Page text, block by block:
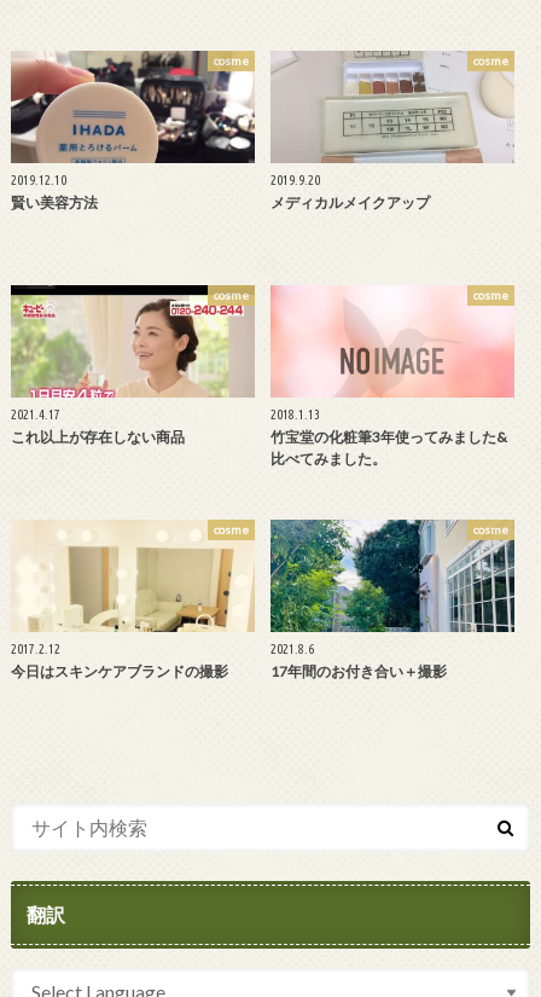
cosme
2019.12.10
賢い美容方法
cosme
2019.9.20
メディカルメイクアップ
cosme
2021.4.17
これ以上が存在しない商品
cosme
2018.1.13
竹宝堂の化粧筆3年使ってみました&
比べてみました。
cosme
2017.2.12
今日はスキンケアブランドの撮影
cosme
2021.8.6
17年間のお付き合い＋撮影
翻訳